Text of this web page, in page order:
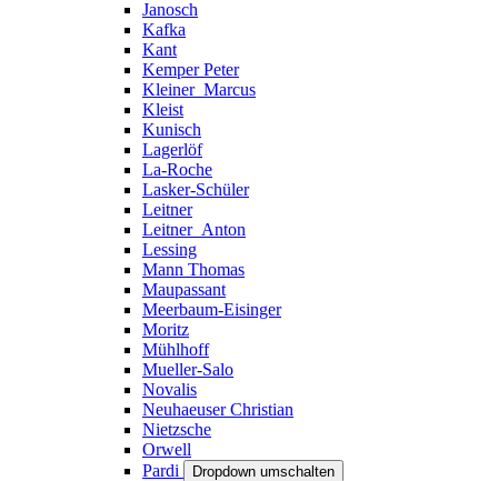
Janosch
Kafka
Kant
Kemper Peter
Kleiner_Marcus
Kleist
Kunisch
Lagerlöf
La-Roche
Lasker-Schüler
Leitner
Leitner_Anton
Lessing
Mann Thomas
Maupassant
Meerbaum-Eisinger
Moritz
Mühlhoff
Mueller-Salo
Novalis
Neuhaeuser Christian
Nietzsche
Orwell
Pardi
Dropdown umschalten